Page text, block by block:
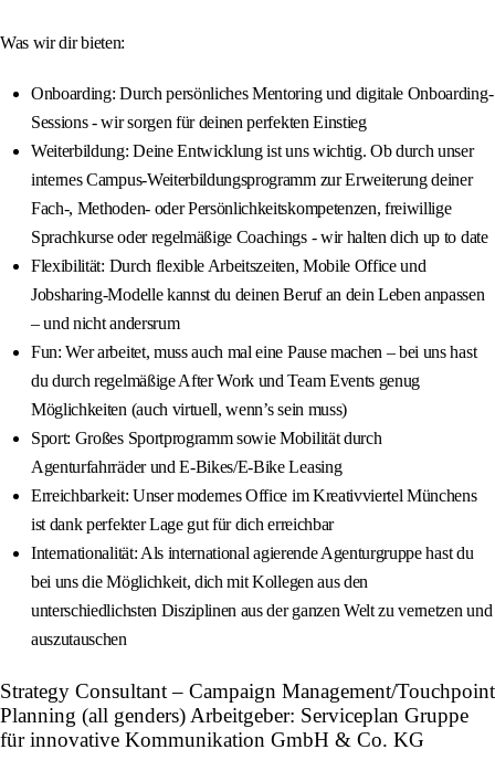
Was wir dir bieten:
Onboarding: Durch persönliches Mentoring und digitale Onboarding-
Sessions - wir sorgen für deinen perfekten Einstieg
Weiterbildung: Deine Entwicklung ist uns wichtig. Ob durch unser
internes Campus-Weiterbildungsprogramm zur Erweiterung deiner
Fach-, Methoden- oder Persönlichkeitskompetenzen, freiwillige
Sprachkurse oder regelmäßige Coachings - wir halten dich up to date
Flexibilität: Durch flexible Arbeitszeiten, Mobile Office und
Jobsharing-Modelle kannst du deinen Beruf an dein Leben anpassen
– und nicht andersrum
Fun: Wer arbeitet, muss auch mal eine Pause machen – bei uns hast
du durch regelmäßige After Work und Team Events genug
Möglichkeiten (auch virtuell, wenn’s sein muss)
Sport: Großes Sportprogramm sowie Mobilität durch
Agenturfahrräder und E-Bikes/E-Bike Leasing
Erreichbarkeit: Unser modernes Office im Kreativviertel Münchens
ist dank perfekter Lage gut für dich erreichbar
Internationalität: Als international agierende Agenturgruppe hast du
bei uns die Möglichkeit, dich mit Kollegen aus den
unterschiedlichsten Disziplinen aus der ganzen Welt zu vernetzen und
auszutauschen
Strategy Consultant – Campaign Management/Touchpoint
Planning (all genders) Arbeitgeber: Serviceplan Gruppe
für innovative Kommunikation GmbH & Co. KG